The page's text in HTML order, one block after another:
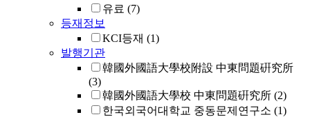
유료 (7)
등재정보
KCI등재 (1)
발행기관
韓國外國語大學校附設 中東問題硏究所
(3)
韓國外國語大學校 中東問題硏究所 (2)
한국외국어대학교 중동문제연구소 (1)